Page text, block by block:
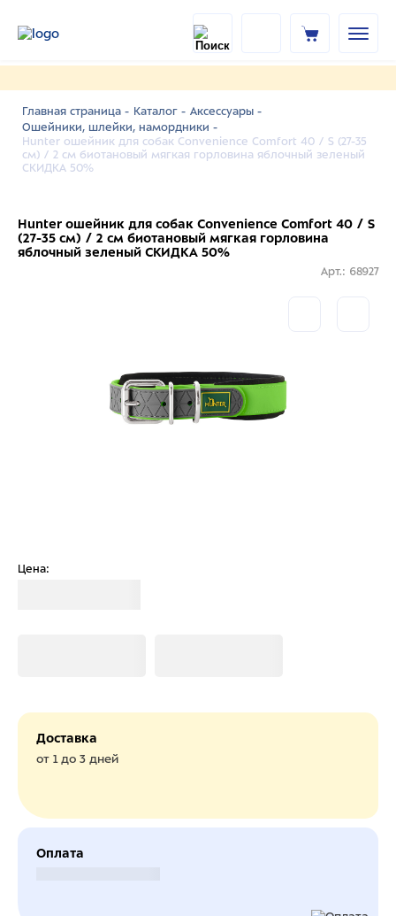
Главная страница - Каталог - Аксессуары -
Ошейники, шлейки, намордники -
Hunter oшейник для собак Convenience Comfort 40 / S (27-35
см) / 2 см биотановый мягкая горловина яблочный зеленый
СКИДКА 50%
Hunter oшейник для собак Convenience Comfort 40 / S
(27-35 см) / 2 см биотановый мягкая горловина
яблочный зеленый СКИДКА 50%
Арт.: 68927
Цена:
Доставка
от 1 до 3 дней
Оплата